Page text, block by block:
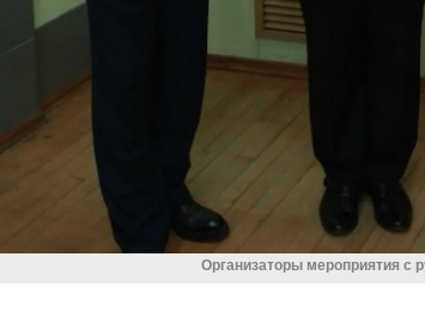
Организаторы мероприятия с